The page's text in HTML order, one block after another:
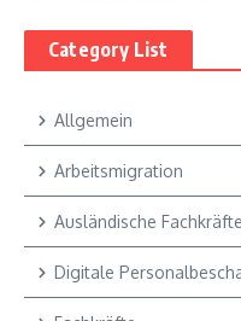
Category List
Allgemein
Arbeitsmigration
Ausländische Fachkräfte
Digitale